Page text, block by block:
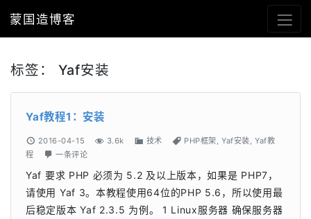
蒙国造博客
标签： Yaf安装
Yaf教程1：安装
2016-04-15 3.6k 技术 PHP框架 ,Yaf安装 ,Yaf教
程
一条评论
Yaf 要求 PHP 必须为 5.2 及以上版本，如果是 PHP7，
请使用 Yaf 3。本教程使用64位的PHP 5.6，所以使用最
后稳定版本 Yaf 2.3.5 为例。 1 Linux服务器 确保服务器